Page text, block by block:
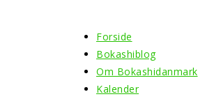
Forside
Bokashiblog
Om Bokashidanmark
Kalender